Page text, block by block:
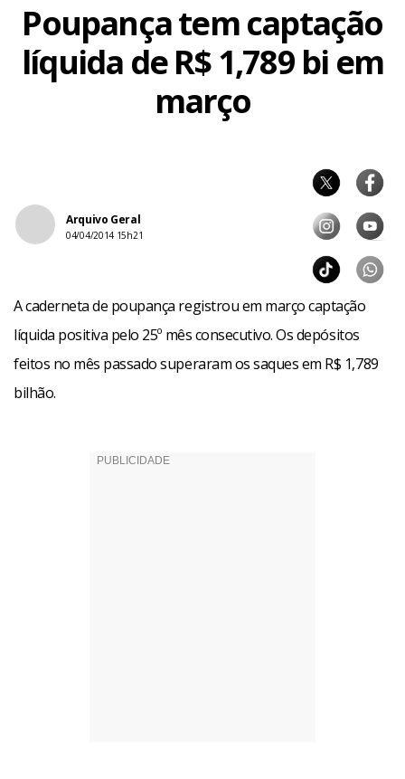
Poupança tem captação
líquida de R$ 1,789 bi em
março
Arquivo Geral
04/04/2014 15h21
A caderneta de poupança registrou em março captação
líquida positiva pelo 25º mês consecutivo. Os depósitos
feitos no mês passado superaram os saques em R$ 1,789
bilhão.